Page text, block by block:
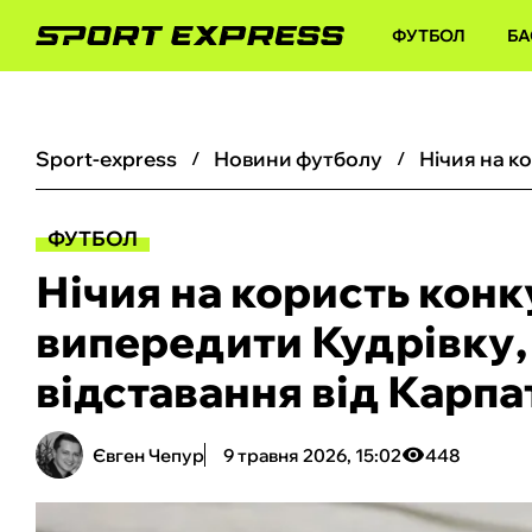
ФУТБОЛ
sport-express новини футболу
ФУТБОЛ
Нічия на користь
випередити
відставання від
Євген Чепур 9 травня 2026, 15:02 448